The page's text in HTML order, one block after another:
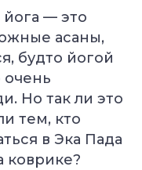
— это
асаны,
будто йогой
очень
Но так ли это
тем, кто
в Эка Пада
коврике?